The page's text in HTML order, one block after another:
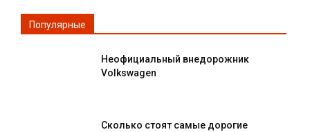
Популярные
Неофициальный внедорожник
Volkswagen
Сколько стоят самые дорогие